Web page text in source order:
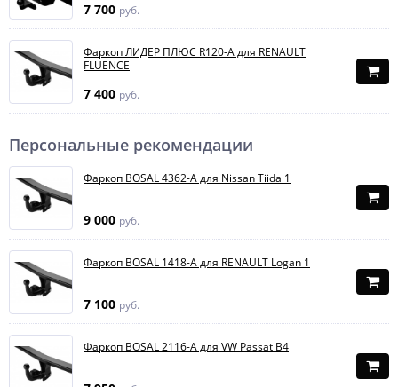
7 700 руб.
Фаркоп ЛИДЕР ПЛЮС R120-A для RENAULT
FLUENCE
7 400 руб.
Персональные рекомендации
Фаркоп BOSAL 4362-A для Nissan Tiida 1
9 000 руб.
Фаркоп BOSAL 1418-A для RENAULT Logan 1
7 100 руб.
Фаркоп BOSAL 2116-A для VW Passat B4